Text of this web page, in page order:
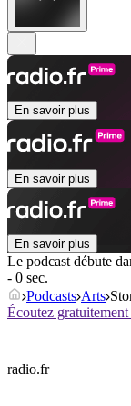
En savoir plus
En savoir plus
En savoir plus
Le podcast débute
- 0 sec.
Podcasts Arts
Écoutez
radio.fr